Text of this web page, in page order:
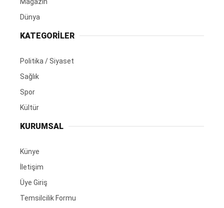
Dünya
KATEGORİLER
Politika / Siyaset
Sağlık
Spor
Kültür
KURUMSAL
Künye
İletişim
Üye Giriş
Temsilcilik Formu